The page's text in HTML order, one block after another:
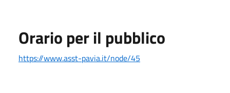
Orario per il pubblico
https://www.asst-pavia.it/node/45